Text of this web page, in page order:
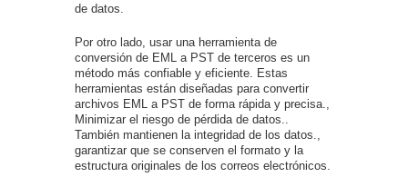
de datos.
Por otro lado, usar una herramienta de
conversión de EML a PST de terceros es un
método más confiable y eficiente. Estas
herramientas están diseñadas para convertir
archivos EML a PST de forma rápida y precisa.,
Minimizar el riesgo de pérdida de datos..
También mantienen la integridad de los datos.,
garantizar que se conserven el formato y la
estructura originales de los correos electrónicos.